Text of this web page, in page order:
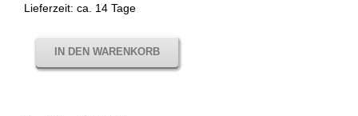
Lieferzeit: ca. 14 Tage
IN DEN WARENKORB